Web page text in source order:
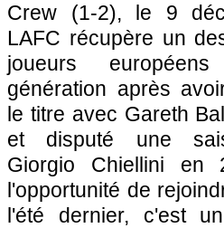
Crew (1-2), le 9
LAFC récupère un
joueurs
génération après
le titre avec Gareth
et disputé une
Giorgio Chiellini en
l'opportunité de
l'été dernier, c'est